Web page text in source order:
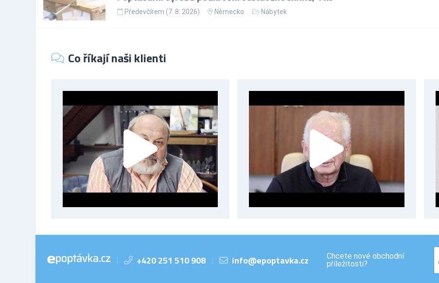
Předevčírem (7. 8. 2026) Německo Nábytek
Co říkají naši klienti
| +420 251 510 908 | info@epoptavka.cz
Chcete nové obchodní
příležitosti?